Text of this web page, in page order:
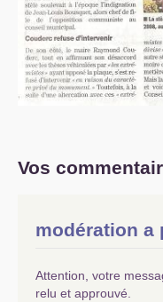
Vos
modération a
Attention, votre
relu et approuvé.